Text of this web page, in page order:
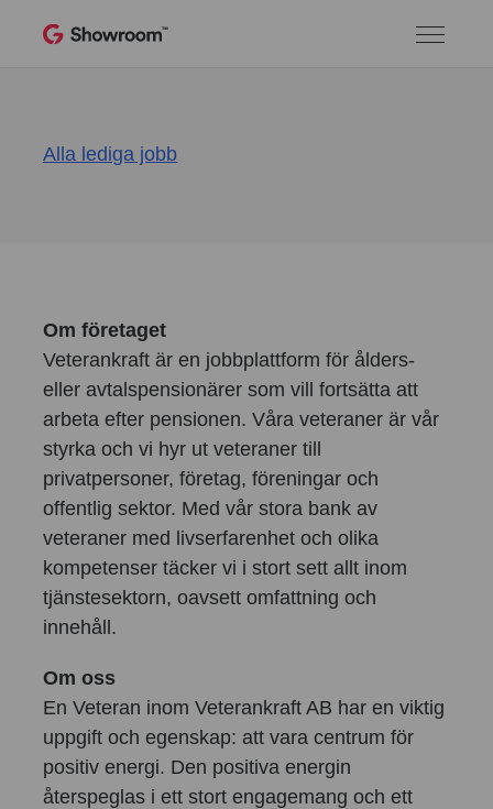
Alla lediga jobb
Om företaget
Veterankraft är en jobbplattform för ålders-
eller avtalspensionärer som vill fortsätta att
arbeta efter pensionen. Våra veteraner är vår
styrka och vi hyr ut veteraner till
privatpersoner, företag, föreningar och
offentlig sektor. Med vår stora bank av
veteraner med livserfarenhet och olika
kompetenser täcker vi i stort sett allt inom
tjänstesektorn, oavsett omfattning och
innehåll.
Om oss
En Veteran inom Veterankraft AB har en viktig
uppgift och egenskap: att vara centrum för
positiv energi. Den positiva energin
återspeglas i ett stort engagemang och ett